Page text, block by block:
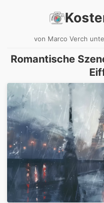
von Marco Verch
Romantische